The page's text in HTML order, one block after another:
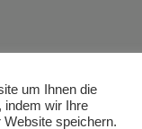
um Ihnen die
indem wir Ihre
speichern.